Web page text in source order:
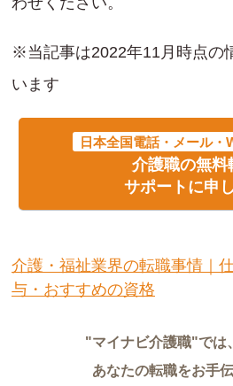
※当記事は2022年11月時点の
います
日本全国電話・メール・
介護職の無料
サポートに申
介護・福祉業界の転職事情｜
与・おすすめの資格
"マイナビ介護職"では
あなたの転職をお手伝